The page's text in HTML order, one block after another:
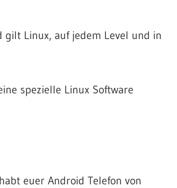
gilt Linux, auf jedem Level und in
spezielle Linux Software
euer Android Telefon von